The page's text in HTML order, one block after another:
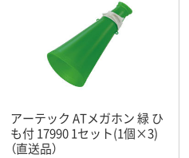
アーテック ATメガホン 緑 ひ
も付 17990 1セット(1個×3)
（直送品）